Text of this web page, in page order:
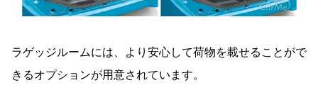
ラゲッジルームには、より安心して荷物を載せることがで
きるオプションが用意されています。